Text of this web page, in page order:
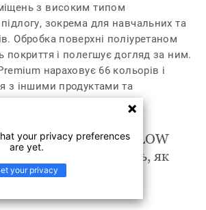
з високим типом
зокрема для навчальних та
Обробка поверхні поліуретаном
покриття і полегшує догляд за ним.
нараховує 66 кольорів і
з іншими продуктами та
Premium.
Eclipse LIGHT YELLOW
для таких приміщень, як
your privacy preferences
are yet.
your privacy